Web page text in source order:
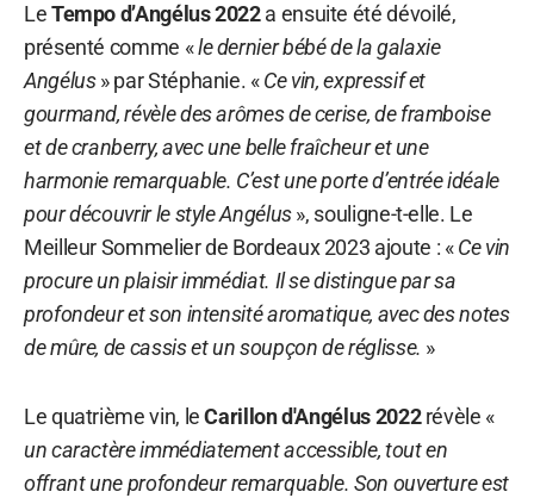
LeTempo d’Angélus 2022a ensuite été dévoilé,
présenté comme «le dernier bébé de la galaxie
Angélus» par Stéphanie. «Ce vin, expressif et
gourmand, révèle des arômes de cerise, de framboise
et de cranberry, avec une belle fraîcheur et une
harmonie remarquable. C’est une porte d’entrée idéale
pour découvrir le style Angélus», souligne-t-elle. Le
Meilleur Sommelier de Bordeaux 2023 ajoute : «Ce vin
procure un plaisir immédiat. Il se distingue par sa
profondeur et son intensité aromatique, avec des notes
de mûre, de cassis et un soupçon de réglisse. »
Le quatrième vin, leCarillon d'Angélus 2022révèle «
un caractère immédiatement accessible, tout en
offrant une profondeur remarquable. Son ouverture est